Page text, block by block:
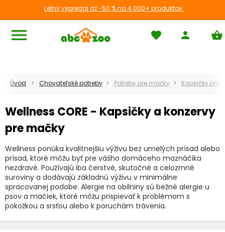
Letný výpredaj až -50 % na 4 000+ produktov.
menu favorite person shopping_basket
Úvod Chovateľské potreby Potreby pre mačky Kapsičky pre
Wellness CORE - Kapsičky a konzervy
pre mačky
Wellness ponúka kvalitnejšiu výživu bez umelých prísad alebo
prísad, ktoré môžu byť pre vášho domáceho maznáčika
nezdravé. Používajú iba čerstvé, skutočné a celozrnné
suroviny a dodávajú základnú výživu v minimálne
spracovanej podobe. Alergie na obilniny sú bežné alergie u
psov a mačiek, ktoré môžu prispievať k problémom s
pokožkou a srsťou alebo k poruchám trávenia.